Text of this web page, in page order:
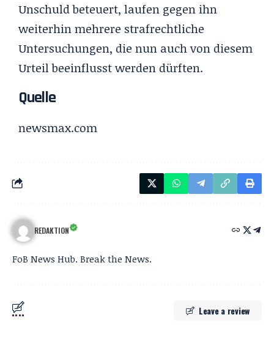
Unschuld beteuert, laufen gegen ihn
weiterhin mehrere strafrechtliche
Untersuchungen, die nun auch von diesem
Urteil beeinflusst werden dürften.
Quelle
newsmax.com
REDAKTION
FoB News Hub. Break the News.
Leave a review